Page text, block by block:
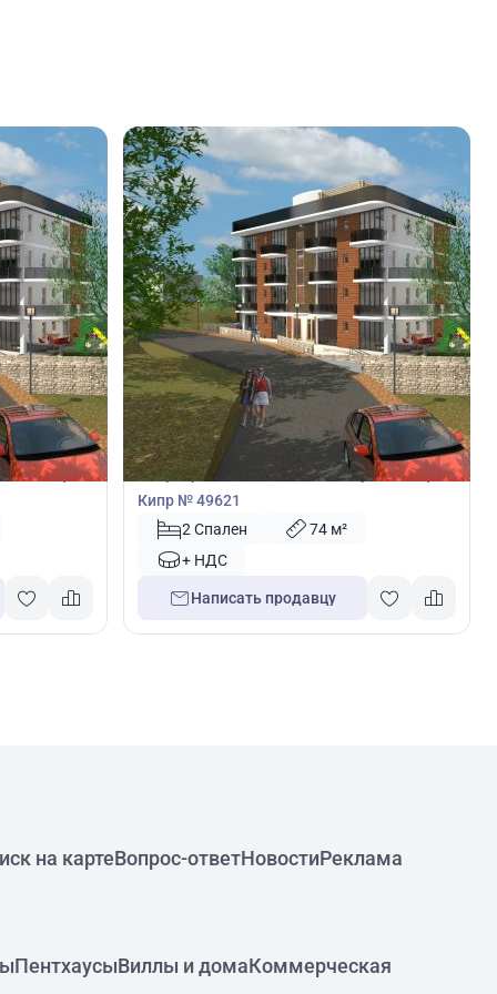
Пафос,
€285 000
Квартира
Квартира с 2 спальнями в Хлорака, Пафос,
Кипр № 49621
2 Спален
74 м²
+ НДС
Написать продавцу
на картеВопрос-ответНовостиРеклама
ПентхаусыВиллы и домаКоммерческая